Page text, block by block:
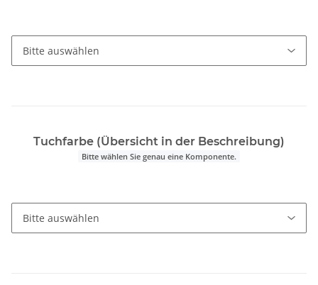
Tuchfarbe (Übersicht in der Beschreibung)
Bitte wählen Sie genau eine Komponente.